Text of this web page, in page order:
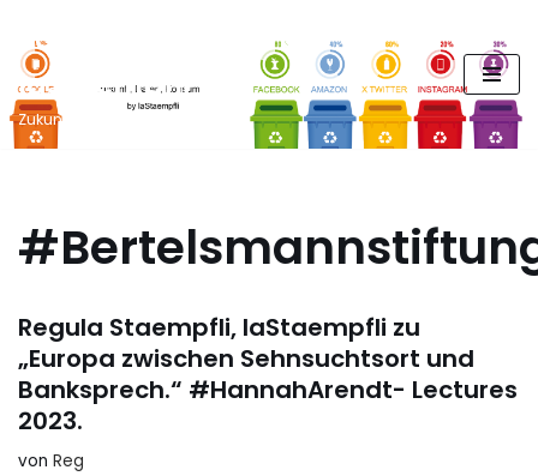
Zum
Inhalt
springen
FUTURE PODCAST by
laStaempfli
Zukunft, Daten, Konsum
Regula Staempfli, laStaempfli zu
„Europa zwischen Sehnsuchtsort und
Banksprech.“ #HannahArendt- Lectures
2023.
von Reg